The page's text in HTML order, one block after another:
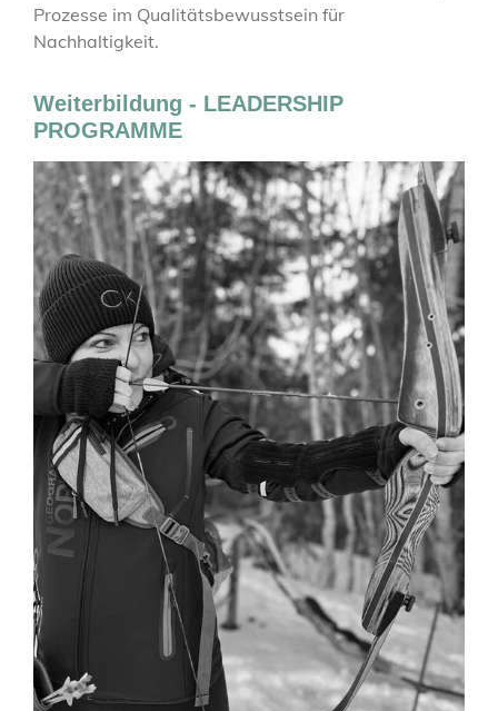
Prozesse im Qualitätsbewusstsein für
Nachhaltigkeit.
Weiterbildung - LEADERSHIP
PROGRAMME